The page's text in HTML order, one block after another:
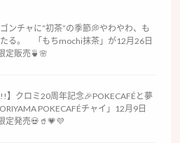
ゴンチャに“初茶”の季節💭やわやわ、も
る。 「もちmochi抹茶」が12月26日
定販売🍵🌸
!!】クロミ20周年記念🎉POKECAFÉと夢
POKECAFÉチャイ」12月9日
定発売💀🥤💗💜